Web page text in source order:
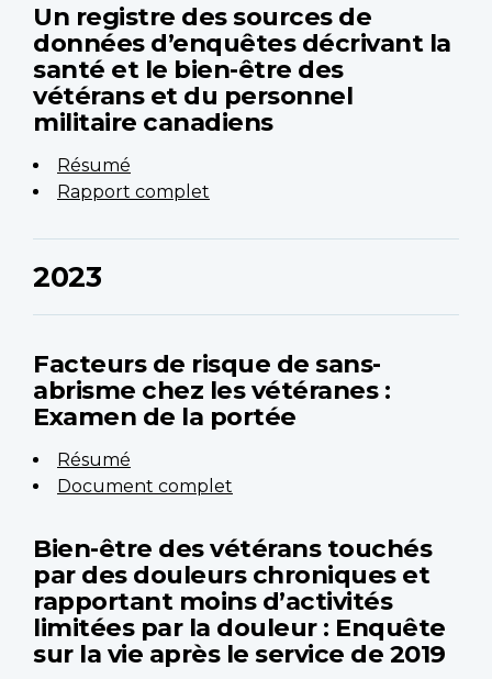
Un registre des sources de
données d’enquêtes décrivant la
santé et le bien-être des
vétérans et du personnel
militaire canadiens
Résumé
Rapport complet
2023
Facteurs de risque de sans-
abrisme chez les vétéranes :
Examen de la portée
Résumé
Document complet
Bien-être des vétérans touchés
par des douleurs chroniques et
rapportant moins d’activités
limitées par la douleur : Enquête
sur la vie après le service de 2019